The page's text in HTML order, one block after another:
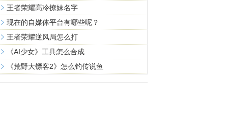
王者荣耀高冷撩妹名字
现在的自媒体平台有哪些呢？
王者荣耀逆风局怎么打
《AI少女》工具怎么合成
《荒野大镖客2》怎么钓传说鱼